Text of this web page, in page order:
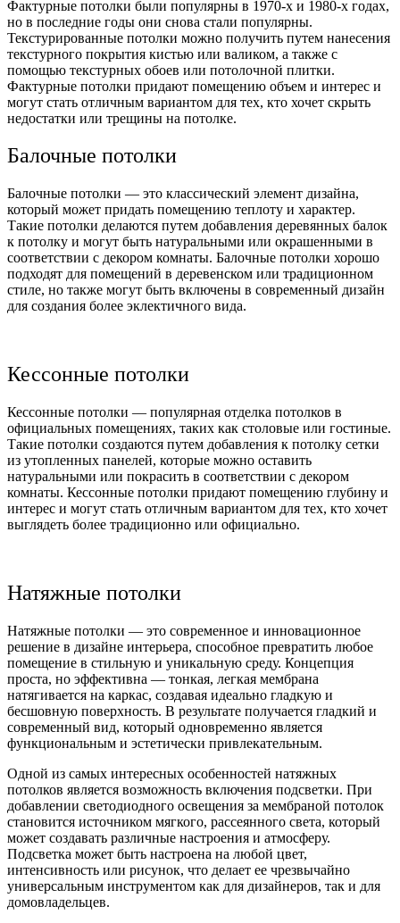
Фактурные потолки были популярны в 1970-х и 1980-х годах,
но в последние годы они снова стали популярны.
Текстурированные потолки можно получить путем нанесения
текстурного покрытия кистью или валиком, а также с
помощью текстурных обоев или потолочной плитки.
Фактурные потолки придают помещению объем и интерес и
могут стать отличным вариантом для тех, кто хочет скрыть
недостатки или трещины на потолке.
Балочные потолки
Балочные потолки — это классический элемент дизайна,
который может придать помещению теплоту и характер.
Такие потолки делаются путем добавления деревянных балок
к потолку и могут быть натуральными или окрашенными в
соответствии с декором комнаты. Балочные потолки хорошо
подходят для помещений в деревенском или традиционном
стиле, но также могут быть включены в современный дизайн
для создания более эклектичного вида.
Кессонные потолки
Кессонные потолки — популярная отделка потолков в
официальных помещениях, таких как столовые или гостиные.
Такие потолки создаются путем добавления к потолку сетки
из утопленных панелей, которые можно оставить
натуральными или покрасить в соответствии с декором
комнаты. Кессонные потолки придают помещению глубину и
интерес и могут стать отличным вариантом для тех, кто хочет
выглядеть более традиционно или официально.
Натяжные потолки
Натяжные потолки — это современное и инновационное
решение в дизайне интерьера, способное превратить любое
помещение в стильную и уникальную среду. Концепция
проста, но эффективна — тонкая, легкая мембрана
натягивается на каркас, создавая идеально гладкую и
бесшовную поверхность. В результате получается гладкий и
современный вид, который одновременно является
функциональным и эстетически привлекательным.
Одной из самых интересных особенностей натяжных
потолков является возможность включения подсветки. При
добавлении светодиодного освещения за мембраной потолок
становится источником мягкого, рассеянного света, который
может создавать различные настроения и атмосферу.
Подсветка может быть настроена на любой цвет,
интенсивность или рисунок, что делает ее чрезвычайно
универсальным инструментом как для дизайнеров, так и для
домовладельцев.